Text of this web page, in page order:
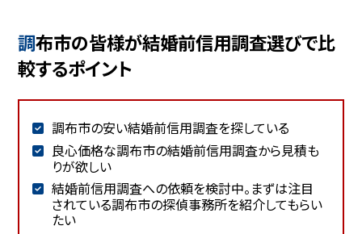
調布市の皆様が結婚前信用調査選びで比
較するポイント
調布市の安い結婚前信用調査を探している
良心価格な調布市の結婚前信用調査から見積も
りが欲しい
結婚前信用調査への依頼を検討中。まずは注目
されている調布市の探偵事務所を紹介してもらい
たい